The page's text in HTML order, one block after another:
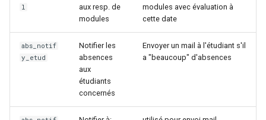
l
aux resp. de
modules
modules avec évaluation à
cette date
abs_notif
y_etud
Notifier les
absences
aux
étudiants
concernés
Envoyer un mail à l'étudiant s'il
a "beaucoup" d'absences